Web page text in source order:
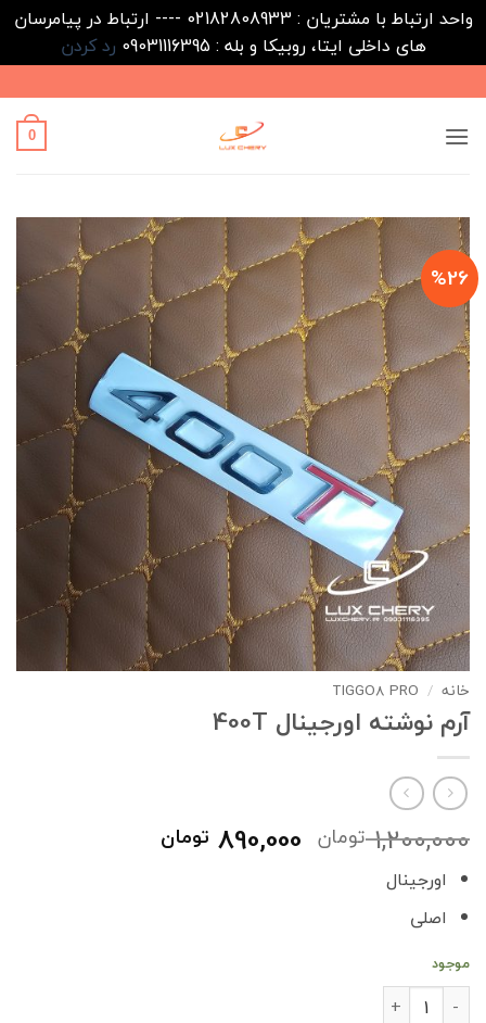
واحد ارتباط با مشتریان : 02182808933 ---- ارتباط در پیامرسان
های داخلی ایتا، روبیکا و بله : 09031116395
رد کردن
to
content
0
%26
خانه /
TIGGO8 PRO
آرم نوشته اورجینال 400T
1,200,000 تومان قیمت
اصلی
890,000 تومان
اورجینال
اصلی
موجود
آرم نوشته اورجینال 400T عدد